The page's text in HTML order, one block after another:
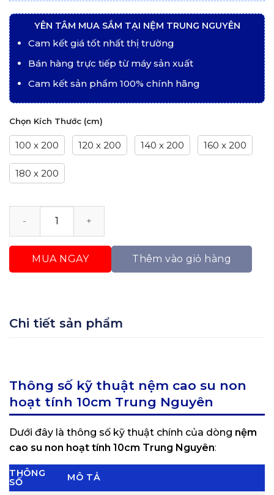
YÊN TÂM MUA SẮM TẠI NỆM TRUNG NGUYÊN
Cam kết giá tốt nhất thị trường
Bán hàng trực tiếp từ máy sản xuất
Cam kết sản phẩm 100% chính hãng
Chọn Kích Thước (cm)
100 x 200 120 x 200 140 x 200 160 x 200
180 x 200
Nệm Cao Su Non Hoạt Tính 10cm Trung Nguyên số
MUA NGAY Thêm vào giỏ hàng
Chi tiết sản phẩm
Thông số kỹ thuật nệm cao su non
hoạt tính 10cm Trung Nguyên
Dưới đây là thông số kỹ thuật chính của dòng nệm
cao su non hoạt tính 10cm Trung Nguyên:
THÔNG
SỐ
MÔ TẢ